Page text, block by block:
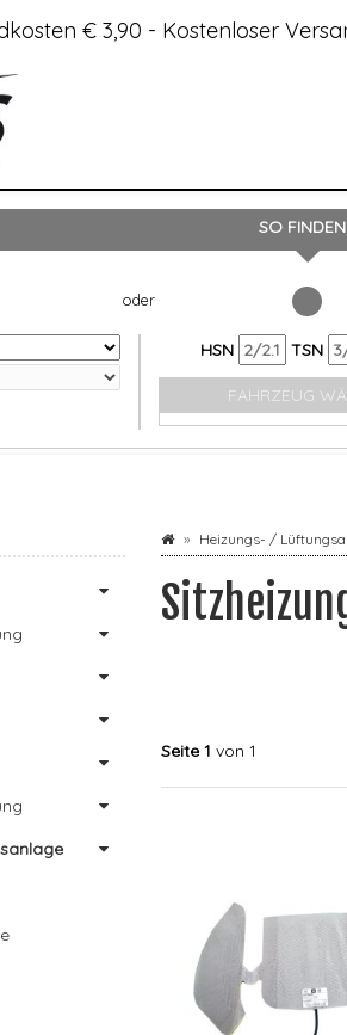
€ 3,90 - Kostenloser
SO
HSN TSN
FAHRZEUG
Heizungs- /
Seite 1 von 1